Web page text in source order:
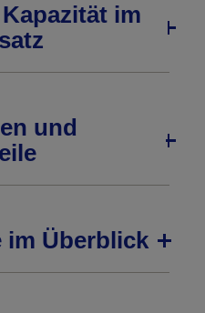
im
und
im Überblick